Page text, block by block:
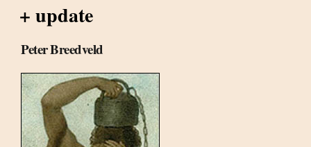
+ update
Peter Breedveld